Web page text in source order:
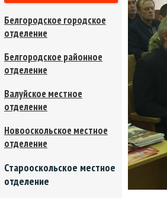
Белгородское городское
отделение
Белгородское районное
отделение
Валуйское местное
отделение
Новооскольское местное
отделение
Старооскольское местное
отделение